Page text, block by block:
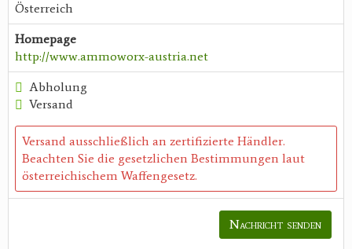
Österreich
Homepage
http://www.ammoworx-austria.net
Abholung
Versand
Versand ausschließlich an zertifizierte Händler.
Beachten Sie die gesetzlichen Bestimmungen laut
österreichischem Waffengesetz.
Nachricht senden